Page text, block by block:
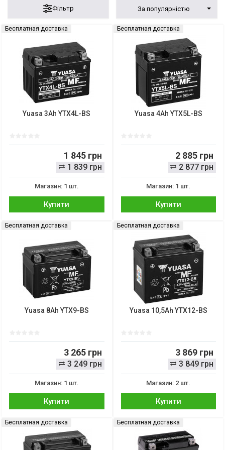
Фільтр За популярністю
Бесплатная доставка
Yuasa 3Ah YTX4L-BS
1 845 грн
1 839 грн
Магазин: 1 шт.
Купити
Бесплатная доставка
Yuasa 4Ah YTX5L-BS
2 885 грн
2 877 грн
Магазин: 1 шт.
Купити
Бесплатная доставка
Yuasa 8Ah YTX9-BS
3 265 грн
3 249 грн
Магазин: 1 шт.
Купити
Бесплатная доставка
Yuasa 10,5Ah YTX12-BS
3 869 грн
3 849 грн
Магазин: 2 шт.
Купити
Бесплатная доставка Бесплатная доставка